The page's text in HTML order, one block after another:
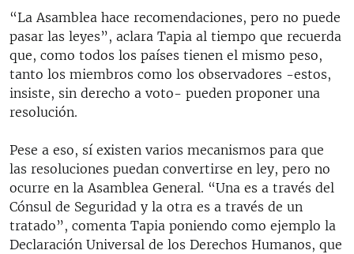
“La Asamblea hace recomendaciones, pero no puede
pasar las leyes”, aclara Tapia al tiempo que recuerda
que, como todos los países tienen el mismo peso,
tanto los miembros como los observadores -estos,
insiste, sin derecho a voto- pueden proponer una
resolución.
Pese a eso, sí existen varios mecanismos para que
las resoluciones puedan convertirse en ley, pero no
ocurre en la Asamblea General. “Una es a través del
Cónsul de Seguridad y la otra es a través de un
tratado”, comenta Tapia poniendo como ejemplo la
Declaración Universal de los Derechos Humanos, que